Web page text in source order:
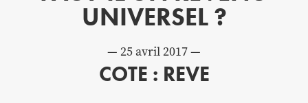
UNIVERSEL ?
25 avril 2017
COTE : REVE